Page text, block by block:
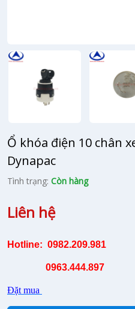
Ổ khóa điện 10 chân
Dynapac
Tình trạng: Còn hàng
Liên hệ
Hotline: 0982.209.981
0963.444.897
Đặt mua